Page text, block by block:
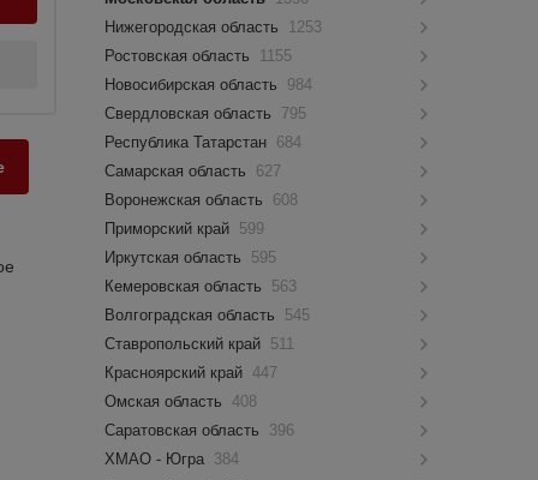
Нижегородская область
1253
Ростовская область
1155
Новосибирская область
984
Свердловская область
795
Республика Татарстан 684
Самарская область
627
Воронежская область
608
Приморский край 599
Иркутская область
595
Кемеровская область
563
Волгоградская область
545
Ставропольский край 511
Красноярский край 447
Омская область
408
Саратовская область
396
ХМАО - Югра 384